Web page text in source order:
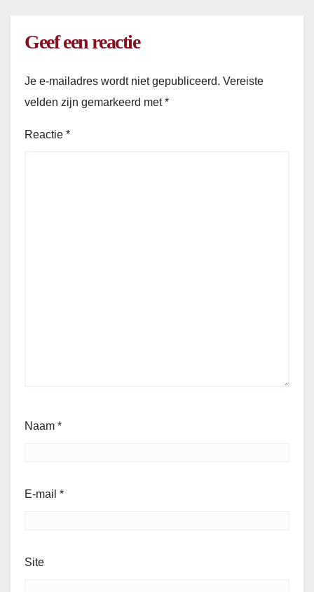
Geef een reactie
Je e-mailadres wordt niet gepubliceerd. Vereiste
velden zijn gemarkeerd met*
Reactie *
Naam *
E-mail *
Site